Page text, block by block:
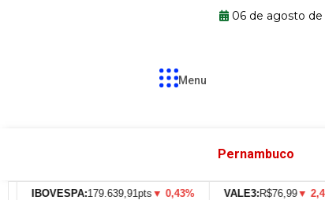
06 de agosto de
Menu
Pernambuco
IBOVESPA:179.639,91pts▼ 0,43% VALE3:R$76,99▼ 2,49%